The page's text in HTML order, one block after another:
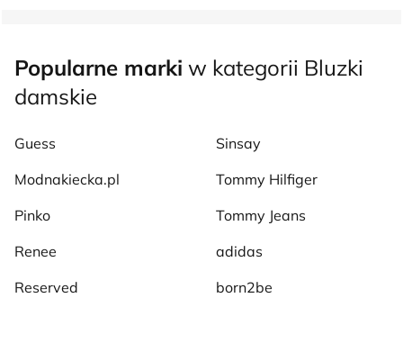
Popularne marki w kategorii Bluzki
damskie
Guess
Modnakiecka.pl
Pinko
Renee
Reserved
Sinsay
Tommy Hilfiger
Tommy Jeans
adidas
born2be